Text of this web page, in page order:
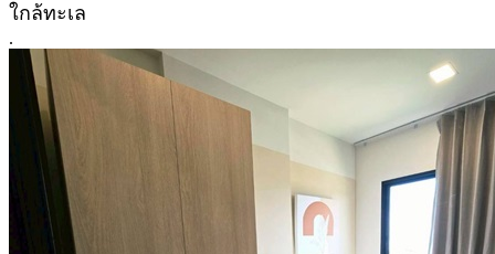
ใกล้ทะเล
.